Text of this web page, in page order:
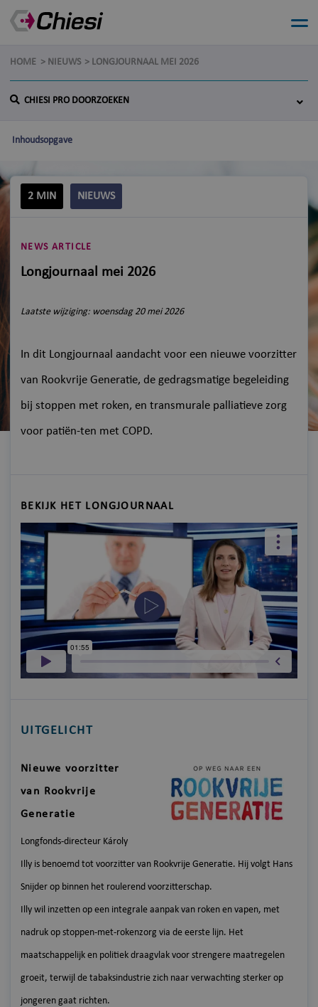
HOME NIEUWS LONGJOURNAAL MEI 2026
CHIESI PRO DOORZOEKEN
Inhoudsopgave
2 MIN NIEUWS
NEWS ARTICLE
Longjournaal mei 2026
Laatste wijziging: woensdag 20 mei 2026
In dit Longjournaal aandacht voor een nieuwe voorzitter
van Rookvrije Generatie, de gedragsmatige begeleiding
bij stoppen met roken, en transmurale palliatieve zorg
voor patiën-ten met COPD.
BEKIJK HET LONGJOURNAAL
UITGELICHT
Nieuwe voorzitter
van Rookvrije
Generatie
Longfonds-directeur Károly
Illy is benoemd tot voorzitter van Rookvrije Generatie. Hij volgt Hans
Snijder op binnen het roulerend voorzitterschap.
Illy wil inzetten op een integrale aanpak van roken en vapen, met
nadruk op stoppen-met-rokenzorg via de eerste lijn. Het
maatschappelijk en politiek draagvlak voor strengere maatregelen
groeit, terwijl de tabaksindustrie zich naar verwachting sterker op
jongeren gaat richten.